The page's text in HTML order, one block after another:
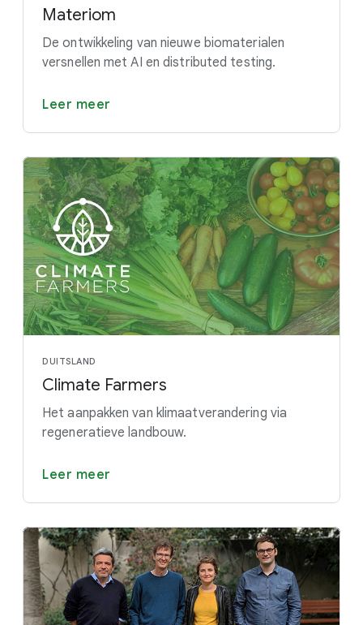
Materiom
De ontwikkeling van nieuwe biomaterialen
versnellen met AI en distributed testing.
Leer meer
DUITSLAND
Climate Farmers
Het aanpakken van klimaatverandering via
regeneratieve landbouw.
Leer meer